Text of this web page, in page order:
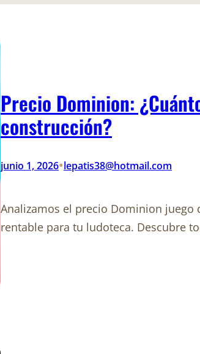
Precio Dominion:
construcción?
junio 1, 2026•lepatis38@hotmail.com
Analizamos el precio Dominion juego
rentable para tu ludoteca. Descubre